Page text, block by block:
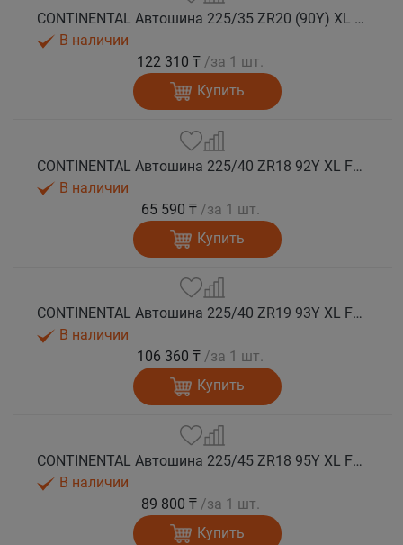
CONTINENTAL Автошина 225/35 ZR20 (90Y) XL FR SportContact 7 лето
В наличии
122 310 ₸ /за 1 шт.
Купить
CONTINENTAL Автошина 225/40 ZR18 92Y XL FR SportContact 7 лето
В наличии
65 590 ₸ /за 1 шт.
Купить
CONTINENTAL Автошина 225/40 ZR19 93Y XL FR SportContact 7 лето
В наличии
106 360 ₸ /за 1 шт.
Купить
CONTINENTAL Автошина 225/45 ZR18 95Y XL FR SportContact 7 лето
В наличии
89 800 ₸ /за 1 шт.
Купить